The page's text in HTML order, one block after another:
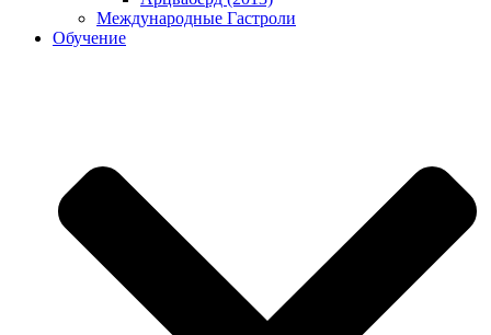
Международные Гастроли
Обучение